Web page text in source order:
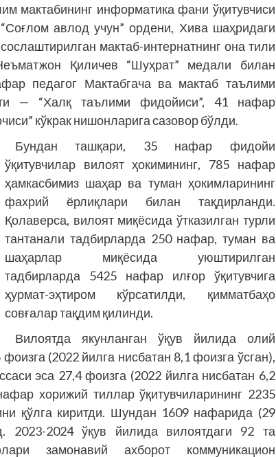
мактабининг информатика фани ўқитувчиси
авлод учун” ордени, Хива шаҳридаги
мактаб-интернатнинг она тили
Қиличев “Шуҳрат” медали билан
педагог Мактабгача ва мактаб таълими
— “Халқ таълими фидойиси”, 41 нафар
кўкрак нишонларига сазовор бўлди.
Бундан ташқари, 35 нафар фидойи
ўқитувчилар вилоят ҳокимининг, 785 нафар
ҳамкасбимиз шаҳар ва туман ҳокимларининг
фахрий ёрлиқлари билан тақдирланди.
Қолаверса, вилоят миқёсида ўтказилган турли
тантанали тадбирларда 250 нафар, туман ва
шаҳарлар миқёсида уюштирилган
тадбирларда 5425 нафар илғор ўқитувчига
ҳурмат-эҳтиром кўрсатилди, қимматбаҳо
совғалар тақдим қилинди.
Вилоятда якунланган ўқув йилида олий
(2022 йилга нисбатан 8,1 фоизга ўсган),
эса 27,4 фоизга (2022 йилга нисбатан 6,2
хорижий тиллар ўқитувчиларининг 2235
қўлга киритди. Шундан 1609 нафарида (29
2023-2024 ўқув йилида вилоятдаги 92 та
замонавий ахборот коммуникацион